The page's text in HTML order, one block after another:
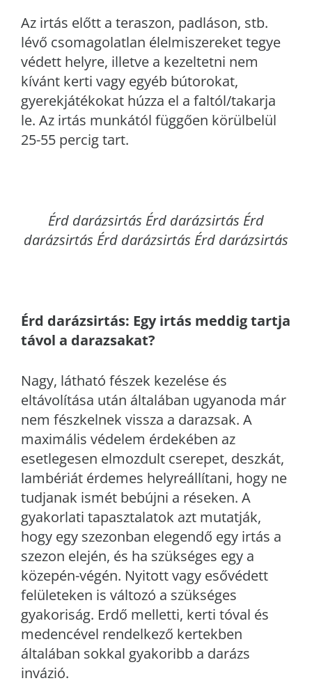
Az irtás előtt a teraszon, padláson, stb.
lévő csomagolatlan élelmiszereket tegye
védett helyre, illetve a kezeltetni nem
kívánt kerti vagy egyéb bútorokat,
gyerekjátékokat húzza el a faltól/takarja
le. Az irtás munkától függően körülbelül
25-55 percig tart.
Érd darázsirtás Érd darázsirtás Érd
darázsirtás Érd darázsirtás Érd darázsirtás
Érd darázsirtás: Egy irtás meddig tartja
távol a darazsakat?
Nagy, látható fészek kezelése és
eltávolítása után általában ugyanoda már
nem fészkelnek vissza a darazsak. A
maximális védelem érdekében az
esetlegesen elmozdult cserepet, deszkát,
lambériát érdemes helyreállítani, hogy ne
tudjanak ismét bebújni a réseken. A
gyakorlati tapasztalatok azt mutatják,
hogy egy szezonban elegendő egy irtás a
szezon elején, és ha szükséges egy a
közepén-végén. Nyitott vagy esővédett
felületeken is változó a szükséges
gyakoriság. Erdő melletti, kerti tóval és
medencével rendelkező kertekben
általában sokkal gyakoribb a darázs
invázió.